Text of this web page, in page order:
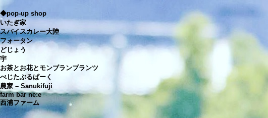
◆pop-up shop
いたぎ家
スパイスカレー大陸
フォータン
どじょう
宇
お茶とお花とモンブランプランツ
べじたぶるぱーく
農家 – Sanukifuji
farm bar ne:e
西浦ファーム